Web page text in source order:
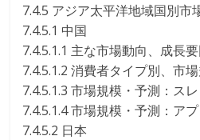
7.4.5 アジア太平洋地域国別市
7.4.5.1 中国
7.4.5.1.1 主な市場動向、成長
7.4.5.1.2 消費者タイプ別、市
7.4.5.1.3 市場規模・予測：ス
7.4.5.1.4 市場規模・予測：ア
7.4.5.2 日本